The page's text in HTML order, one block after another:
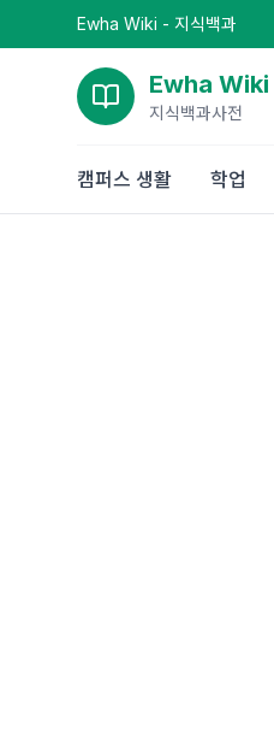
Ewha Wiki - 지식백과
Ewha Wiki
지식백과사전
캠퍼스 생활 학업